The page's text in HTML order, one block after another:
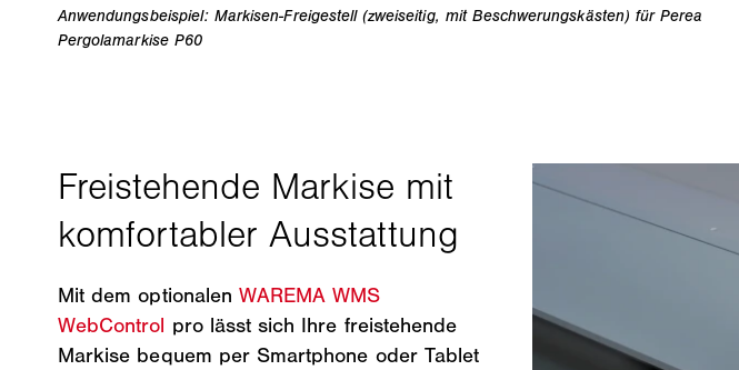
Anwendungsbeispiel: Markisen-Freigestell (zweiseitig, mit Beschwerungskästen) für Perea
Pergolamarkise P60
Mit dem optionalen WAREMA WMS
WebControl pro lässt sich Ihre freistehende
Markise bequem per Smartphone oder Tablet